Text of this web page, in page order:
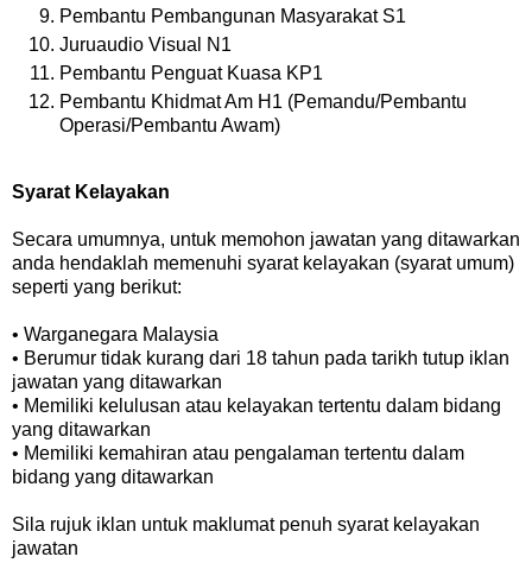
Pembantu Pembangunan Masyarakat S1
Juruaudio Visual N1
Pembantu Penguat Kuasa KP1
Pembantu Khidmat Am H1 (Pemandu/Pembantu
Operasi/Pembantu Awam)
Syarat Kelayakan
Secara umumnya, untuk memohon jawatan yang ditawarkan
anda hendaklah memenuhi syarat kelayakan (syarat umum)
seperti yang berikut:
• Warganegara Malaysia
• Berumur tidak kurang dari 18 tahun pada tarikh tutup iklan
jawatan yang ditawarkan
• Memiliki kelulusan atau kelayakan tertentu dalam bidang
yang ditawarkan
• Memiliki kemahiran atau pengalaman tertentu dalam
bidang yang ditawarkan
Sila rujuk iklan untuk maklumat penuh syarat kelayakan
jawatan